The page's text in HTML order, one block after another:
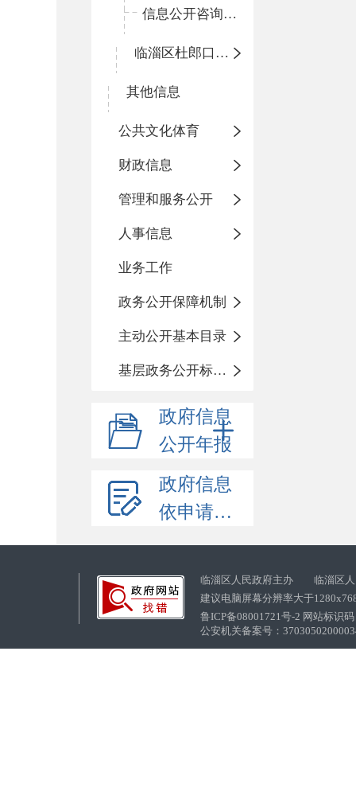
信息公开咨询指南
临淄区杜郎口小学
其他信息
公共文化体育
财政信息
管理和服务公开
人事信息
业务工作
政务公开保障机制
主动公开基本目录
基层政务公开标准化目录
政府信息
公开年报
政府信息
依申请公开
临淄区人民政府主办 临淄区人
建议电脑屏幕分辨率大于
鲁ICP备08001721号-2 网站标识
公安机关备案号：